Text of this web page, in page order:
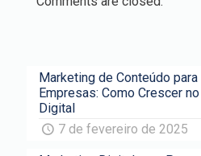
Marketing de Conteúdo
Empresas: Como Crescer
Digital
7 de fevereiro de 2025